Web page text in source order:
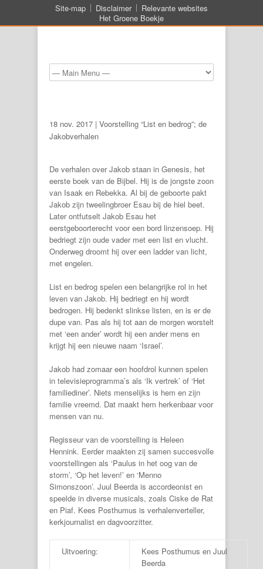
Site-map Disclaimer
Relevante websites
Het Groene Boekje
18 nov. 2017 | Voorstelling “List en bedrog”; de
Jakobverhalen
De verhalen over Jakob staan in Genesis, het
eerste boek van de Bijbel. Hij is de jongste zoon
van Isaak en Rebekka. Al bij de geboorte pakt
Jakob zijn tweelingbroer Esau bij de hiel beet.
Later ontfutselt Jakob Esau het
eerstgeboorterecht voor een bord linzensoep. Hij
bedriegt zijn oude vader met een list en vlucht.
Onderweg droomt hij over een ladder van licht,
met engelen.
List en bedrog spelen een belangrijke rol in het
leven van Jakob. Hij bedriegt en hij wordt
bedrogen. Hij bedenkt slinkse listen, en is er de
dupe van. Pas als hij tot aan de morgen worstelt
met ‘een ander’ wordt hij een ander mens en
krijgt hij een nieuwe naam ‘Israel’.
Jakob had zomaar een hoofdrol kunnen spelen
in televisieprogramma’s als ‘Ik vertrek’ of ‘Het
familiediner’. Niets menselijks is hem en zijn
familie vreemd. Dat maakt hem herkenbaar voor
mensen van nu.
Regisseur van de voorstelling is Heleen
Hennink. Eerder maakten zij samen succesvolle
voorstellingen als ‘Paulus in het oog van de
storm’, ‘Op het leven!’ en ‘Menno
Simonszoon’. Juul Beerda is accordeonist en
speelde in diverse musicals, zoals Ciske de Rat
en Piaf. Kees Posthumus is verhalenverteller,
kerkjournalist en dagvoorzitter.
Uitvoering:
Kees Posthumus en Juul
Beerda